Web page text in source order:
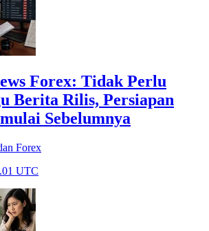
Forex: Tidak Perlu
Berita Rilis, Persiapan
Sebelumnya
Forex
UTC